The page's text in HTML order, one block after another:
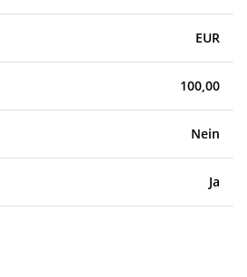
EUR
100,00
Nein
Ja